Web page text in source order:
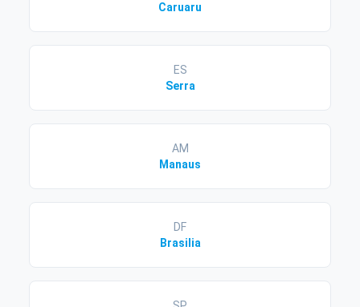
Caruaru
ES
Serra
AM
Manaus
DF
Brasilia